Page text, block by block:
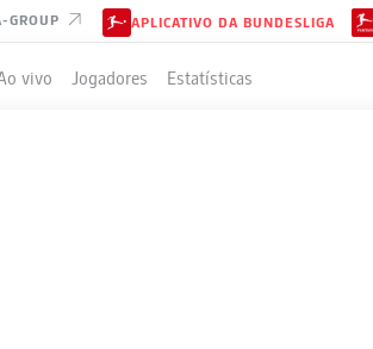
GROUP APLICATIVO DA BUNDESLIGA
vivo Jogadores Estatísticas